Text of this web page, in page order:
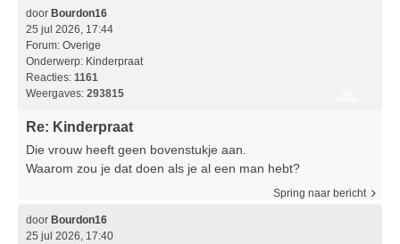
door Bourdon16
25 jul 2026, 17:44
Forum: Overige
Onderwerp: Kinderpraat
Reacties: 1161
Weergaves: 293815
Re: Kinderpraat
Die vrouw heeft geen bovenstukje aan.
Waarom zou je dat doen als je al een man hebt?
Spring naar bericht
door Bourdon16
25 jul 2026, 17:40